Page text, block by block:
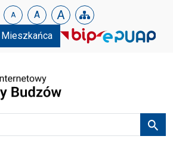
w Budzowie
A A A